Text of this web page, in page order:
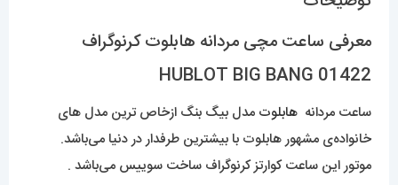
معرفی ساعت مچی مردانه هابلوت کرنوگراف
01422 HUBLOT BIG BANG
ساعت مردانه هابلوت مدل بیگ بنگ ازخاص ترین مدل های
خانواده‌ی مشهور هابلوت با بیشترین طرفدار در دنیا می‌باشد.
موتور این ساعت کوارتز کرنوگراف ساخت سوییس می‌باشد .